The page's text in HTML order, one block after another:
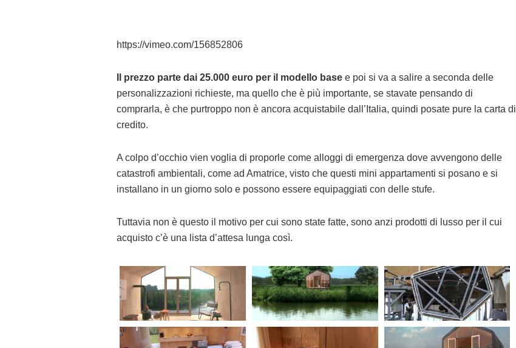
https://vimeo.com/156852806
Il prezzo parte dai 25.000 euro per il modello base e poi si va a salire a seconda delle
personalizzazioni richieste, ma quello che è più importante, se stavate pensando di
comprarla, è che purtroppo non è ancora acquistabile dall’Italia, quindi posate pure la carta di
credito.
A colpo d’occhio vien voglia di proporle come alloggi di emergenza dove avvengono delle
catastrofi ambientali, come ad Amatrice, visto che questi mini appartamenti si posano e si
installano in un giorno solo e possono essere equipaggiati con delle stufe.
Tuttavia non è questo il motivo per cui sono state fatte, sono anzi prodotti di lusso per il cui
acquisto c’è una lista d’attesa lunga così.